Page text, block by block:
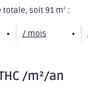
totale, soit 91 m2 :
/ mois
/m²/an